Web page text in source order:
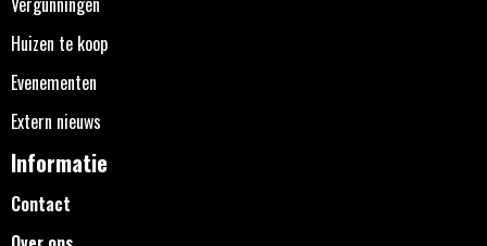
Huizen te koop
Evenementen
Extern nieuws
Informatie
Contact